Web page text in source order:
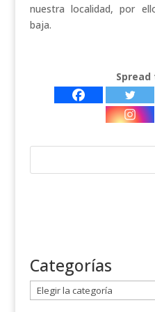
nuestra localidad, por
baja.
Categorías
a